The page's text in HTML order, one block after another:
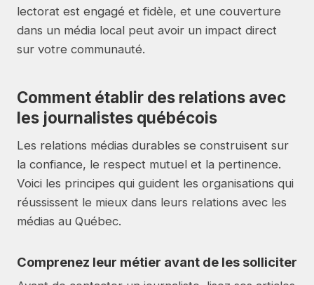
lectorat est engagé et fidèle, et une couverture
dans un média local peut avoir un impact direct
sur votre communauté.
Comment établir des relations avec
les journalistes québécois
Les relations médias durables se construisent sur
la confiance, le respect mutuel et la pertinence.
Voici les principes qui guident les organisations qui
réussissent le mieux dans leurs relations avec les
médias au Québec.
Comprenez leur métier avant de les solliciter